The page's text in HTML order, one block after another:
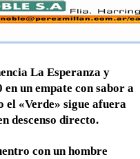
La Esperanza y
un empate con sabor a
el «Verde» sigue afuera
descenso directo.
con un hombre